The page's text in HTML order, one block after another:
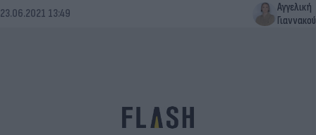
23.06.2021 13:49
Αγγελική
Γιαννακού